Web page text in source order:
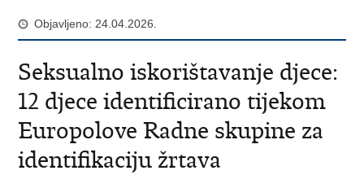
Objavljeno: 24.04.2026.
Seksualno iskorištavanje djece:
12 djece identificirano tijekom
Europolove Radne skupine za
identifikaciju žrtava